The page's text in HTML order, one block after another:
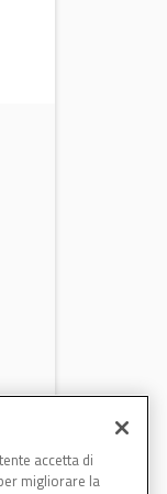
accetta di
migliorare la